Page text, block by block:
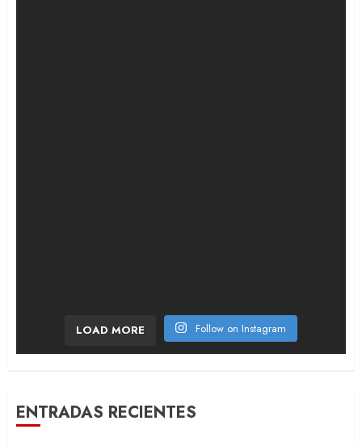
LOAD MORE Follow on Instagram
ENTRADAS RECIENTES